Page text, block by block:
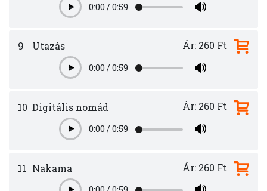
Play0:00 /0:59
9 Utazás
Play0:00 /0:59
Ár: 260 Ft
10 Digitális nomád
Play0:00 /0:59
Ár: 260 Ft
11 Nakama Ár: 260 Ft